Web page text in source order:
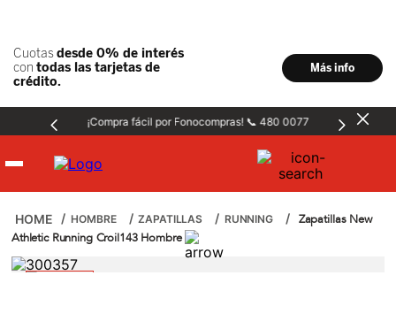
¡Compra fácil por Fonocompras! 📞 480 0077
Hombre
HOMBRE ZAPATILLAS RUNNING
Zapatillas New
Athletic Running Croil143 Hombre